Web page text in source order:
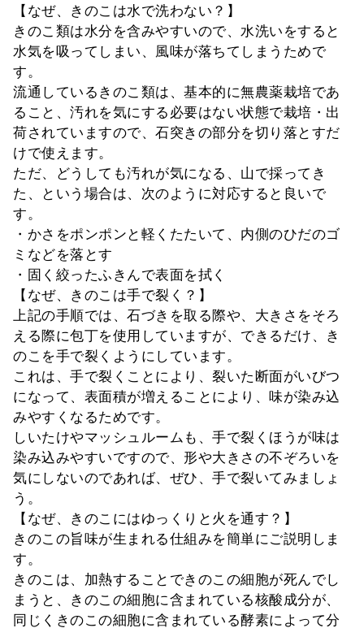
【なぜ、きのこは水で洗わない？】
きのこ類は水分を含みやすいので、水洗いをすると
水気を吸ってしまい、風味が落ちてしまうためで
す。
流通しているきのこ類は、基本的に無農薬栽培であ
ること、汚れを気にする必要はない状態で栽培・出
荷されていますので、石突きの部分を切り落とすだ
けで使えます。
ただ、どうしても汚れが気になる、山で採ってき
た、という場合は、次のように対応すると良いで
す。
・かさをポンポンと軽くたたいて、内側のひだのゴ
ミなどを落とす
・固く絞ったふきんで表面を拭く
【なぜ、きのこは手で裂く？】
上記の手順では、石づきを取る際や、大きさをそろ
える際に包丁を使用していますが、できるだけ、き
のこを手で裂くようにしています。
これは、手で裂くことにより、裂いた断面がいびつ
になって、表面積が増えることにより、味が染み込
みやすくなるためです。
しいたけやマッシュルームも、手で裂くほうが味は
染み込みやすいですので、形や大きさの不ぞろいを
気にしないのであれば、ぜひ、手で裂いてみましょ
う。
【なぜ、きのこにはゆっくりと火を通す？】
きのこの旨味が生まれる仕組みを簡単にご説明しま
す。
きのこは、加熱することできのこの細胞が死んでし
まうと、きのこの細胞に含まれている核酸成分が、
同じくきのこの細胞に含まれている酵素によって分